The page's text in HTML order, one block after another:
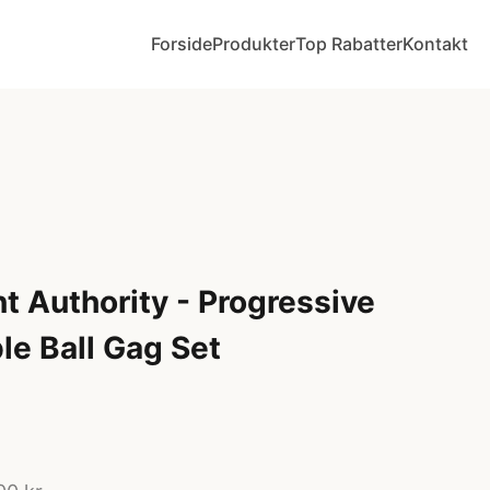
ForsideProdukterTop RabatterKontakt
Authority - Progressive
Ball Gag Set